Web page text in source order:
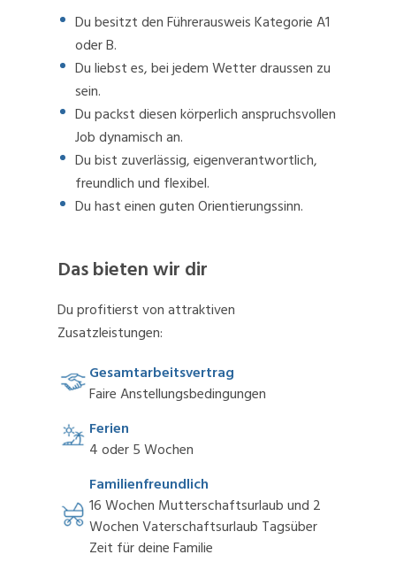
Du besitzt den Führerausweis Kategorie A1
oder B.
Du liebst es, bei jedem Wetter draussen zu
sein.
Du packst diesen körperlich anspruchsvollen
Job dynamisch an.
Du bist zuverlässig, eigenverantwortlich,
freundlich und flexibel.
Du hast einen guten Orientierungssinn.
Das bieten wir dir
Du profitierst von attraktiven
Zusatzleistungen:
Gesamtarbeitsvertrag
Faire Anstellungsbedingungen
Ferien
4 oder 5 Wochen
Familienfreundlich
16 Wochen Mutterschaftsurlaub und 2
Wochen Vaterschaftsurlaub Tagsüber
Zeit für deine Familie